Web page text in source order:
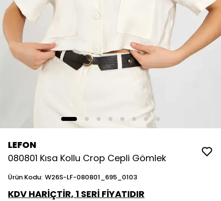
LEFON
080801 Kısa Kollu Crop Cepli Gömlek
Ürün Kodu: W26S-LF-080801_695_0103
KDV HARİÇTİR, 1 SERİ FİYATIDIR